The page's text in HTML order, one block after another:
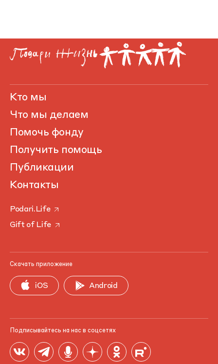
Кто мы
Что мы делаем
Помочь фонду
Получить помощь
Публикации
Контакты
Podari.Life
Gift of Life
Скачать приложение
iOS Android
Подписывайтесь на нас в соцсетях